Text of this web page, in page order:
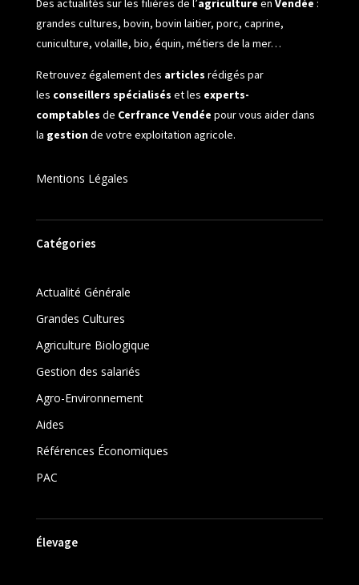
Des actualités sur les filières de l’agriculture en Vendée :
grandes cultures, bovin, bovin laitier, porc, caprine,
cuniculture, volaille, bio, équin, métiers de la mer…
Retrouvez également des articles rédigés par
les conseillers spécialisés et les experts-
comptables de Cerfrance Vendée pour vous aider dans
la gestionde votre exploitation agricole.
Mentions Légales
Catégories
Actualité Générale
Grandes Cultures
Agriculture Biologique
Gestion des salariés
Agro-Environnement
Aides
Références Économiques
PAC
Élevage